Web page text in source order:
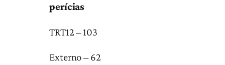
perícias
TRT12 – 103
Externo – 62